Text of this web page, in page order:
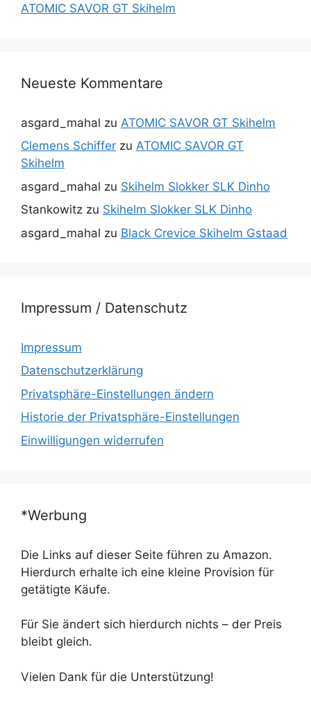
ATOMIC SAVOR GT Skihelm
Neueste Kommentare
asgard_mahal zu ATOMIC SAVOR GT Skihelm
Clemens Schiffer zu ATOMIC SAVOR GT
Skihelm
asgard_mahal zu Skihelm Slokker SLK Dinho
Stankowitz zu Skihelm Slokker SLK Dinho
asgard_mahal zu Black Crevice Skihelm Gstaad
Impressum / Datenschutz
Impressum
Datenschutzerklärung
Privatsphäre-Einstellungen ändern
Historie der Privatsphäre-Einstellungen
Einwilligungen widerrufen
*Werbung
Die Links auf dieser Seite führen zu Amazon.
Hierdurch erhalte ich eine kleine Provision für
getätigte Käufe.
Für Sie ändert sich hierdurch nichts – der Preis
bleibt gleich.
Vielen Dank für die Unterstützung!